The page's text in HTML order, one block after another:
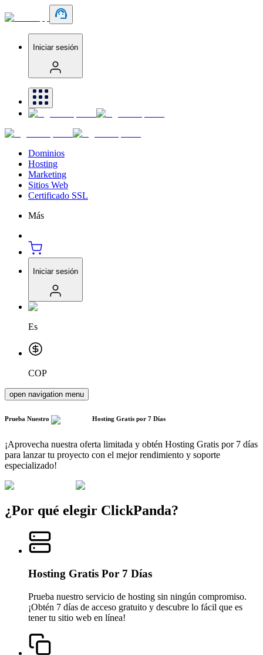
Iniciar sesión
Dominios
Hosting
Marketing
Sitios Web
Certificado SSL
Más
Iniciar sesión
Es
COP
open navigation menu
Prueba Nuestro Hosting Gratis por 7 Días
¡Aprovecha nuestra oferta limitada y obtén Hosting Gratis por 7 días
para lanzar tu proyecto con el mejor rendimiento y soporte
especializado!
¿Por qué elegir ClickPanda?
Hosting Gratis Por 7 Días
Prueba nuestro servicio de hosting sin ningún compromiso.
¡Obtén 7 días de acceso gratuito y descubre lo fácil que es
tener tu sitio web en línea!